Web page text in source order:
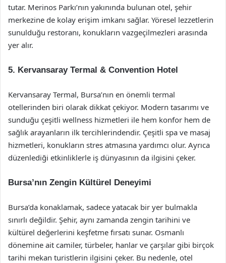
tutar. Merinos Parkı’nın yakınında bulunan otel, şehir
merkezine de kolay erişim imkanı sağlar. Yöresel lezzetlerin
sunulduğu restoranı, konukların vazgeçilmezleri arasında
yer alır.
5. Kervansaray Termal & Convention Hotel
Kervansaray Termal, Bursa’nın en önemli termal
otellerinden biri olarak dikkat çekiyor. Modern tasarımı ve
sunduğu çeşitli wellness hizmetleri ile hem konfor hem de
sağlık arayanların ilk tercihlerindendir. Çeşitli spa ve masaj
hizmetleri, konukların stres atmasına yardımcı olur. Ayrıca
düzenlediği etkinliklerle iş dünyasının da ilgisini çeker.
Bursa’nın Zengin Kültürel Deneyimi
Bursa’da konaklamak, sadece yatacak bir yer bulmakla
sınırlı değildir. Şehir, aynı zamanda zengin tarihini ve
kültürel değerlerini keşfetme fırsatı sunar. Osmanlı
dönemine ait camiler, türbeler, hanlar ve çarşılar gibi birçok
tarihi mekan turistlerin ilgisini çeker. Bu nedenle, otel